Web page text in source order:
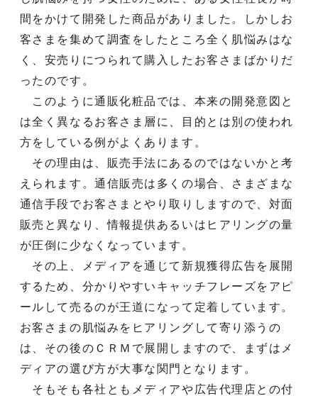
間をかけて開発した商品がありました。しかしお
客さまを集めて調査をしたところ全く肌悩みはな
く、安売りにつられて購入したお客さまばかりだ
ったのです。
このように通販化粧品では、本来の開発意図と
は全く異なるお客さま層に、目的とは別の使われ
方をしている例がよくあります。
その理由は、販売手法にあるのではないかと考
えられます。通信販売は多くの場合、さまざまな
通信手段でお客さまとやり取りしますので、対面
販売と異なり、情報提供あるいはヒアリングの量
が圧倒に少なくなっています。
その上、メディアを通じて新規獲得広告を展開
するため、分かりやすいキャッチフレーズをアピ
ールして売るのが王道になって定着しています。
お客さまの肌悩みをヒアリングして寄り添うの
は、その後のＣＲＭで展開しますので、まずはメ
ディアの選び方が大事な関門となります。
そもそも各社ともメディアや広告代理店との付